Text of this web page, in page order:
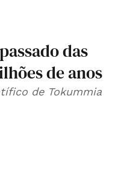
das
de anos
de Tokummia